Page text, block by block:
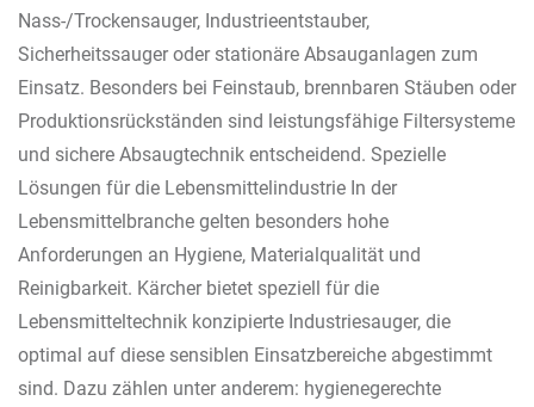
Nass-/Trockensauger, Industrieentstauber,
Sicherheitssauger oder stationäre Absauganlagen zum
Einsatz. Besonders bei Feinstaub, brennbaren Stäuben oder
Produktionsrückständen sind leistungsfähige Filtersysteme
und sichere Absaugtechnik entscheidend. Spezielle
Lösungen für die Lebensmittelindustrie In der
Lebensmittelbranche gelten besonders hohe
Anforderungen an Hygiene, Materialqualität und
Reinigbarkeit. Kärcher bietet speziell für die
Lebensmitteltechnik konzipierte Industriesauger, die
optimal auf diese sensiblen Einsatzbereiche abgestimmt
sind. Dazu zählen unter anderem: hygienegerechte